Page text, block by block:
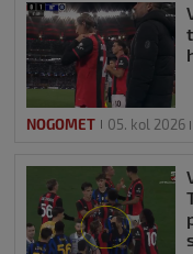
NOGOMET 05. kol 2026